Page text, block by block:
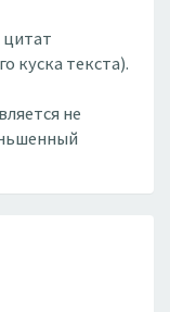
цитат
куска текста).
не